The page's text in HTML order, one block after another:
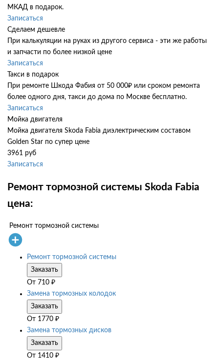
МКАД в подарок.
Записаться
Сделаем дешевле
При калькуляции на руках из другого сервиса - эти же работы
и запчасти по более низкой цене
Записаться
Такси в подарок
При ремонте Шкода Фабия от 50 000₽ или сроком ремонта
более одного дня, такси до дома по Москве бесплатно.
Записаться
Мойка двигателя
Мойка двигателя Skoda Fabia диэлектрическим составом
Golden Star по супер цене
3961 руб
Записаться
Ремонт тормозной системы Skoda Fabia
цена:
Ремонт тормозной системы
Ремонт тормозной системы
Заказать
От 710 ₽
Замена тормозных колодок
Заказать
От 1770 ₽
Замена тормозных дисков
Заказать
От 1410 ₽